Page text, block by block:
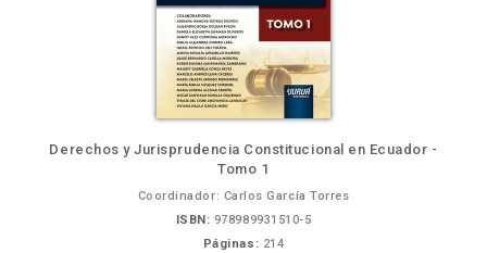
Derechos y Jurisprudencia Constitucional en Ecuador -
Tomo 1
Coordinador: Carlos García Torres
ISBN: 978989931510-5
Páginas: 214